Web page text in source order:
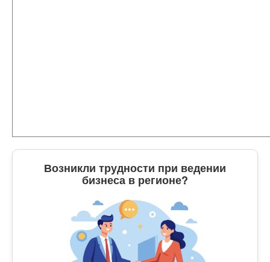
Возникли трудности при ведении
бизнеса в регионе?